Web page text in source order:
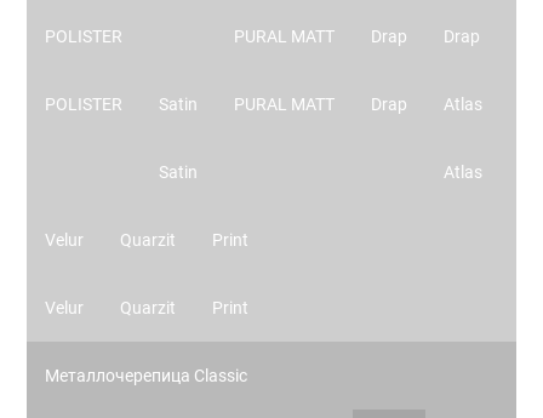
POLISTER
POLISTER Satin
Satin
PURAL MATT
PURAL MATT
Drap
Drap
Drap
Atlas
Atlas
Velur
Velur
Quarzit
Quarzit
Print
Print
Металлочерепица Classic